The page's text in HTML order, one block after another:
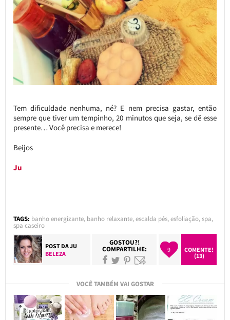
Tem dificuldade nenhuma, né? E nem precisa gastar, então
sempre que tiver um tempinho, 20 minutos que seja, se dê esse
presente… Você precisa e merece!
Beijos
Ju
TAGS: banho energizante, banho relaxante,escalda pés,esfoliação,spa,
spa caseiro
POST DAJU
BELEZA
GOSTOU?!
COMPARTILHE: 9
COMENTE!
(13)
VOCÊ TAMBÉM VAI GOSTAR